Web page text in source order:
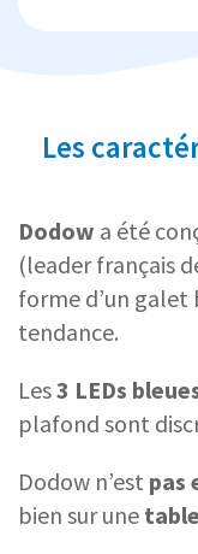
Les
Dodow a été
(leader français
forme d’un galet
tendance.
Les3 LEDs
plafond sont
Dodow n’est pas
bien sur une